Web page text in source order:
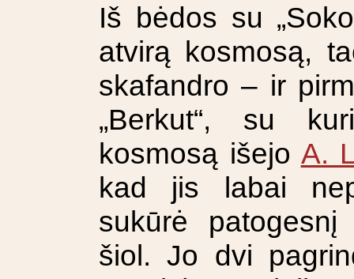
Iš bėdos su
atvirą kosmosą,
skafandro – ir
„Berkut“, su
kosmosą išejo A.
kad jis labai
sukūrė patogesnį
šiol. Jo dvi